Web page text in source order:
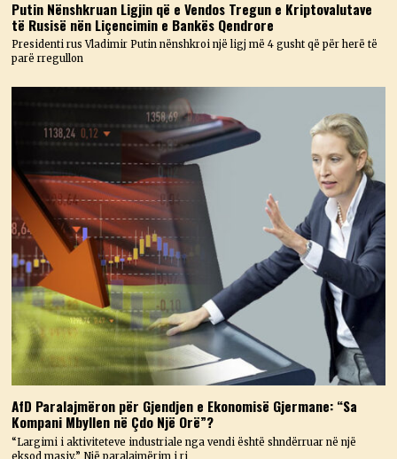
Putin Nënshkruan Ligjin që e Vendos Tregun e Kriptovalutave
të Rusisë nën Liçencimin e Bankës Qendrore
Presidenti rus Vladimir Putin nënshkroi një ligj më 4 gusht që për herë të
parë rregullon
AfD Paralajmëron për Gjendjen e Ekonomisë Gjermane: “Sa
Kompani Mbyllen në Çdo Një Orë”?
“Largimi i aktiviteteve industriale nga vendi është shndërruar në një
eksod masiv.” Një paralajmërim i ri